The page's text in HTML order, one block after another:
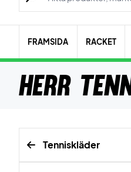
FRAMSIDA RACKET
Herr
Tenniskläder